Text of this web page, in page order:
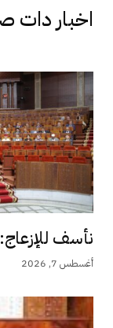
اخبار دات
نأسف
أغسطس 7, 2026